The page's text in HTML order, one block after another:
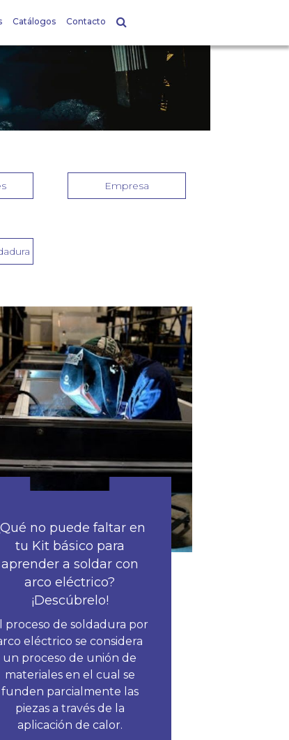
Catálogos Contacto
Empresa
no puede faltar en
tu Kit básico para
aprender a soldar con
arco eléctrico?
¡Descúbrelo!
proceso de soldadura por
eléctrico se considera
un proceso de unión de
materiales en el cual se
funden parcialmente las
piezas a través de la
aplicación de calor.